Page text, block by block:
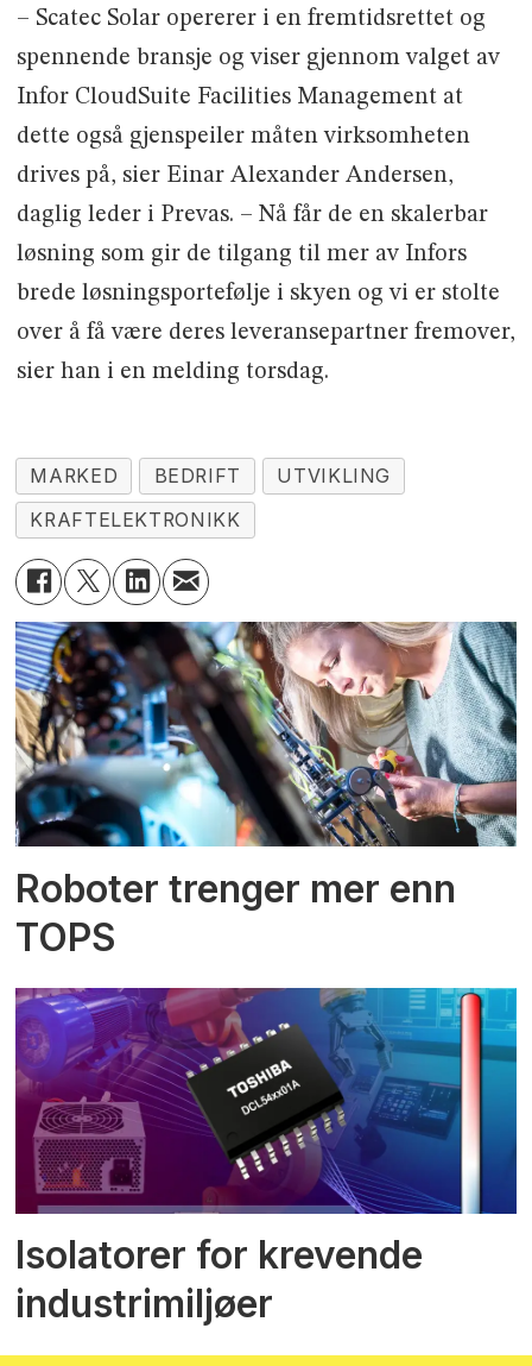
– Scatec Solar opererer i en fremtidsrettet og
spennende bransje og viser gjennom valget av
Infor CloudSuite Facilities Management at
dette også gjenspeiler måten virksomheten
drives på, sier Einar Alexander Andersen,
daglig leder i Prevas. – Nå får de en skalerbar
løsning som gir de tilgang til mer av Infors
brede løsningsportefølje i skyen og vi er stolte
over å få være deres leveransepartner fremover,
sier han i en melding torsdag.
MARKED BEDRIFT
UTVIKLING
KRAFTELEKTRONIKK
Roboter trenger mer enn
TOPS
Isolatorer for krevende
industrimiljøer